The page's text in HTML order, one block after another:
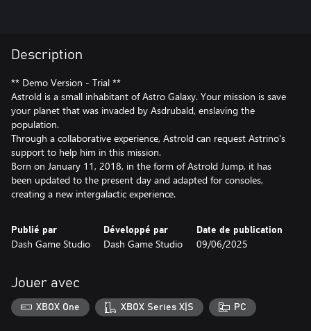
Description
** Demo Version - Trial **
Astrold is a small inhabitant of Astro Galaxy. Your mission is save
your planet that was invaded by Asdrubald, enslaving the
population.
Through a collaborative experience, Astrold can request Astrino's
support to help him in this mission.
Born on January 11, 2018, in the form of Astrold Jump, it has
been updated to the present day and adapted for consoles,
creating a new intergalactic experience.
Publié par
Dash Game Studio
Développé par
Dash Game Studio
Date de publication
09/06/2025
Jouer avec
XBOX One XBOX Series X|S PC